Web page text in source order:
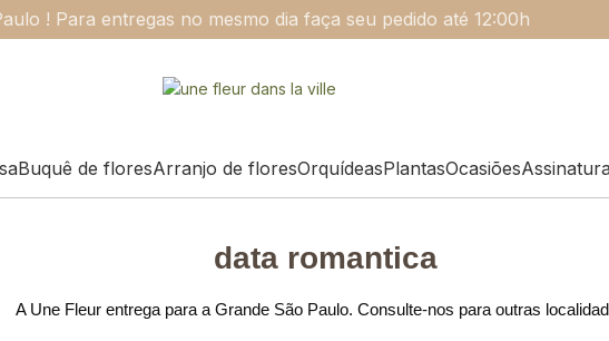
! Para entregas no mesmo dia faça seu pedido até 12:00h
Buquê de floresArranjo de floresOrquídeasPlantasOcasiões
data romantica
A Une Fleur entrega para a Grande São Paulo. Consulte-nos para outras